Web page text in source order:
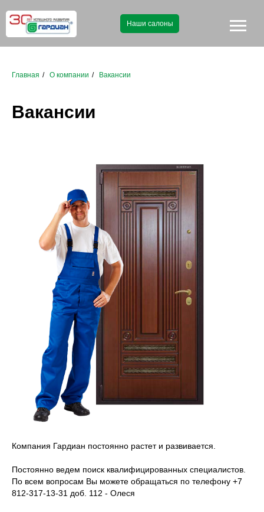
Наши салоны
Главная / О компании / Вакансии
Вакансии
Компания Гардиан постоянно растет и развивается.
Постоянно ведем поиск квалифицированных специалистов.
По всем вопросам Вы можете обращаться по телефону +7
812-317-13-31 доб. 112 - Олеся